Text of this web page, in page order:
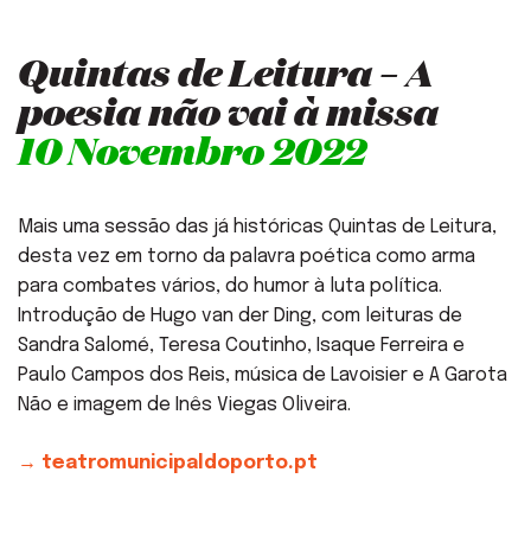
Quintas de Leitura – A
poesia não vai à missa
10 Novembro 2022
Mais uma sessão das já históricas Quintas de Leitura,
desta vez em torno da palavra poética como arma
para combates vários, do humor à luta política.
Introdução de Hugo van der Ding, com leituras de
Sandra Salomé, Teresa Coutinho, Isaque Ferreira e
Paulo Campos dos Reis, música de Lavoisier e A Garota
Não e imagem de Inês Viegas Oliveira.
→ teatromunicipaldoporto.pt